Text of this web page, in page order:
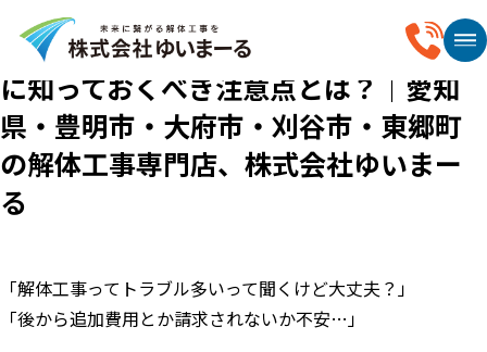
2026.04.07
解体工事でよくあるトラブル5選｜事前
に知っておくべき注意点とは？｜愛知
県・豊明市・大府市・刈谷市・東郷町
の解体工事専門店、株式会社ゆいまー
る
「解体工事ってトラブル多いって聞くけど大丈夫？」
「後から追加費用とか請求されないか不安…」